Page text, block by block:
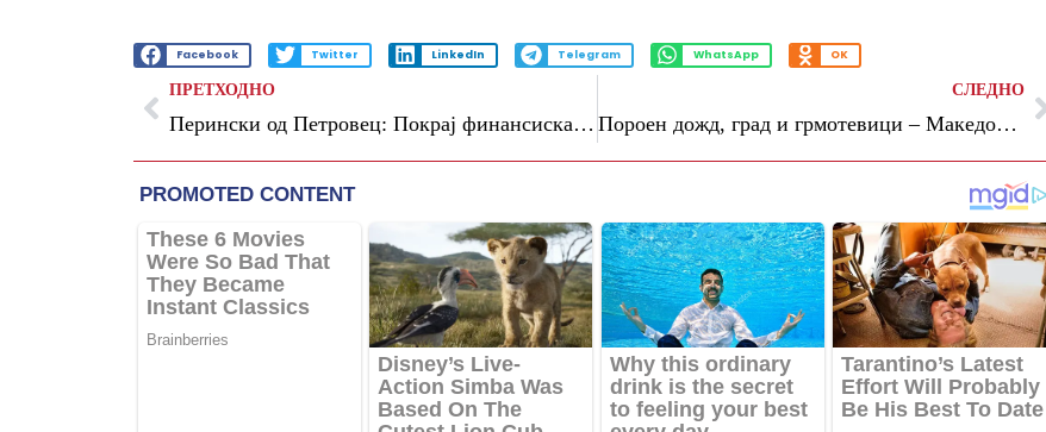
Facebook Twitter LinkedIn Telegram WhatsApp OK
ПРЕТХОДНО
Перински од Петровец: Покрај финансиска, општините добиваат и стручна поддршка
СЛЕДНО
Пороен дожд, град и грмотевици – Македонија од утре под влијание на циклон